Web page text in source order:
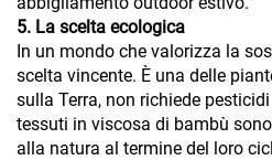
5. La scelta ecologica
In un mondo che valorizza la
scelta vincente. È una delle
sulla Terra, non richiede
tessuti in viscosa di bambù
alla natura al termine del loro